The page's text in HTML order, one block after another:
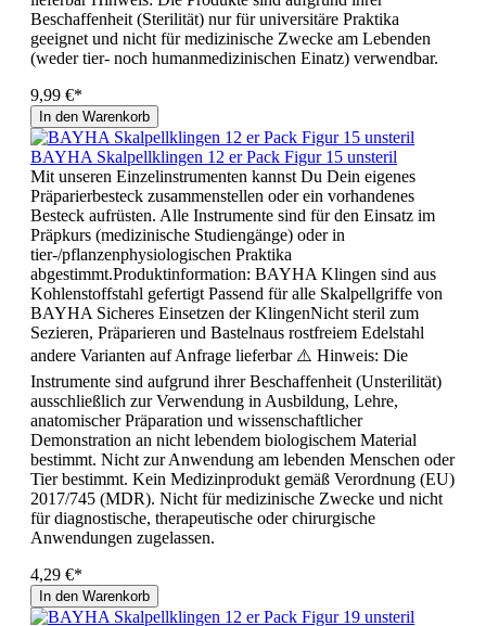
Beschaffenheit (Sterilität) nur für universitäre Praktika
geeignet und nicht für medizinische Zwecke am Lebenden
(weder tier- noch humanmedizinischen Einatz) verwendbar.
9,99 €*
In den Warenkorb
BAYHA Skalpellklingen 12 er Pack Figur 15 unsteril
Mit unseren Einzelinstrumenten kannst Du Dein eigenes
Präparierbesteck zusammenstellen oder ein vorhandenes
Besteck aufrüsten. Alle Instrumente sind für den Einsatz im
Präpkurs (medizinische Studiengänge) oder in
tier-/pflanzenphysiologischen Praktika
abgestimmt.Produktinformation: BAYHA Klingen sind aus
Kohlenstoffstahl gefertigt Passend für alle Skalpellgriffe von
BAYHA Sicheres Einsetzen der KlingenNicht steril zum
Sezieren, Präparieren und Bastelnaus rostfreiem Edelstahl
andere Varianten auf Anfrage lieferbar ⚠️ Hinweis: Die
Instrumente sind aufgrund ihrer Beschaffenheit (Unsterilität)
ausschließlich zur Verwendung in Ausbildung, Lehre,
anatomischer Präparation und wissenschaftlicher
Demonstration an nicht lebendem biologischem Material
bestimmt. Nicht zur Anwendung am lebenden Menschen oder
Tier bestimmt. Kein Medizinprodukt gemäß Verordnung (EU)
2017/745 (MDR). Nicht für medizinische Zwecke und nicht
für diagnostische, therapeutische oder chirurgische
Anwendungen zugelassen.
4,29 €*
In den Warenkorb